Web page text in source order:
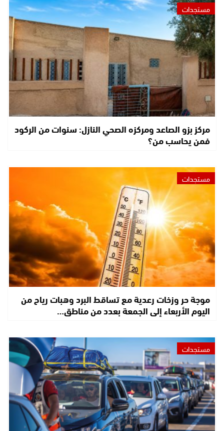
مستجدات
مركز بزو الصاعد ومركزه الصحي النازل: سنوات من الركود
فمن يحاسب من؟
مستجدات
موجة حر وزخات رعدية مع تساقط البرد وهبات رياح من
اليوم الأربعاء إلى الجمعة بعدد من مناطق…
مستجدات